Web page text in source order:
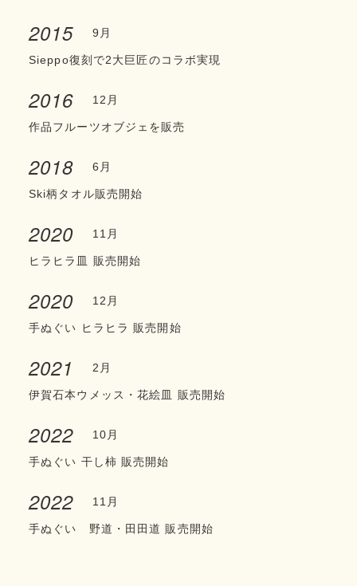
2015 9月
Sieppo復刻で2大巨匠のコラボ実現
2016 12月
作品フルーツオブジェを販売
2018 6月
Ski柄タオル販売開始
2020 11月
ヒラヒラ皿 販売開始
2020 12月
手ぬぐい ヒラヒラ 販売開始
2021 2月
伊賀石本ウメッス・花絵皿 販売開始
2022 10月
手ぬぐい 干し柿 販売開始
2022 11月
手ぬぐい 野道・田田道 販売開始